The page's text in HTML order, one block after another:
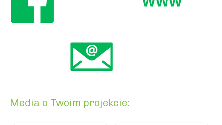
Media o Twoim projekcie: